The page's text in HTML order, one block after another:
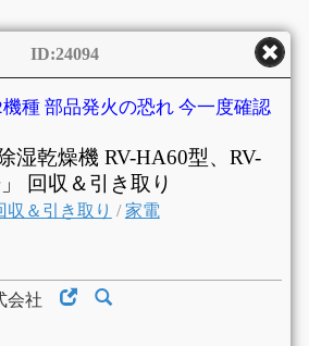
ID:24094
種 部品発火の恐れ 今一度確認
湿乾燥機 RV-HA60型、RV-
回収＆引き取り
収＆引き取り /家電
会社